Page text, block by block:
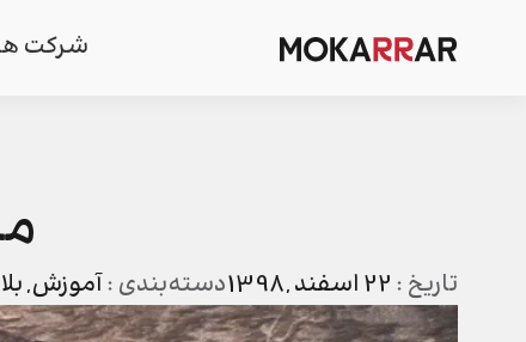
شرکت
تاریخ :22 اسفند , 1398 دسته‌بندی :آموزش,